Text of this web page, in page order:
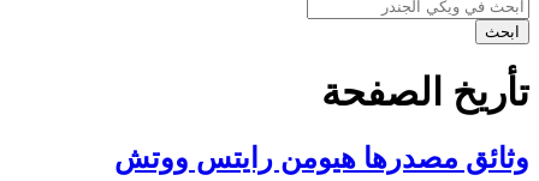
ابحث
تأريخ الصفحة
وثائق مصدرها هيومن رايتس ووتش